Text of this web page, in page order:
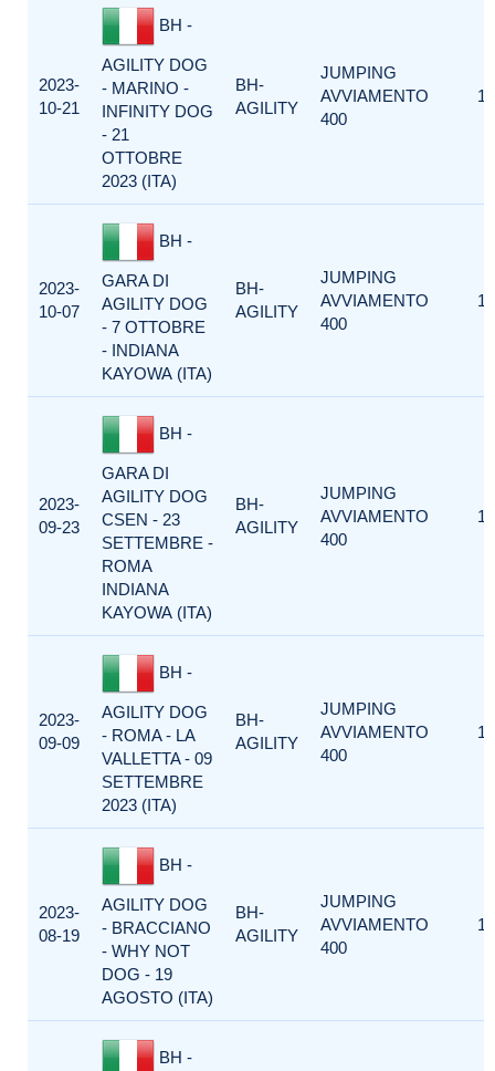
2023-
10-21
BH -
AGILITY DOG
- MARINO -
INFINITY DOG
- 21
OTTOBRE
2023 (ITA)
BH-
AGILITY
JUMPING
AVVIAMENTO
400
1
2023-
10-07
BH -
GARA DI
AGILITY DOG
- 7 OTTOBRE
- INDIANA
KAYOWA (ITA)
BH-
AGILITY
JUMPING
AVVIAMENTO
400
1
2023-
09-23
BH -
GARA DI
AGILITY DOG
CSEN - 23
SETTEMBRE -
ROMA
INDIANA
KAYOWA (ITA)
BH-
AGILITY
JUMPING
AVVIAMENTO
400
1
2023-
09-09
BH -
AGILITY DOG
- ROMA - LA
VALLETTA - 09
SETTEMBRE
2023 (ITA)
BH-
AGILITY
JUMPING
AVVIAMENTO
400
1
2023-
08-19
BH -
AGILITY DOG
- BRACCIANO
- WHY NOT
DOG - 19
AGOSTO (ITA)
BH-
AGILITY
JUMPING
AVVIAMENTO
400
1
BH -